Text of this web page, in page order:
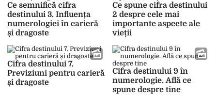
Ce semnifică cifra
destinului 3. Influența
numerologiei în carieră
și dragoste
Ce spune cifra destinului
2 despre cele mai
importante aspecte ale
vieții
Cifra destinului 7.
Previziuni pentru carieră
și dragoste
Cifra destinului 9 în
numerologie. Află ce
spune despre tine